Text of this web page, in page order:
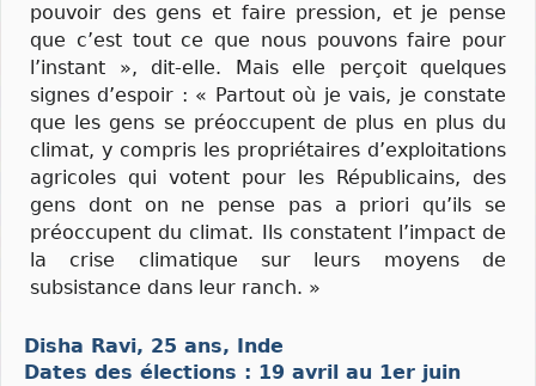
pouvoir des gens et faire pression, et je pense
que c’est tout ce que nous pouvons faire pour
l’instant », dit-elle. Mais elle perçoit quelques
signes d’espoir : « Partout où je vais, je constate
que les gens se préoccupent de plus en plus du
climat, y compris les propriétaires d’exploitations
agricoles qui votent pour les Républicains, des
gens dont on ne pense pas a priori qu’ils se
préoccupent du climat. Ils constatent l’impact de
la crise climatique sur leurs moyens de
subsistance dans leur ranch. »
Disha Ravi, 25 ans, Inde
Dates des élections : 19 avril au 1er juin